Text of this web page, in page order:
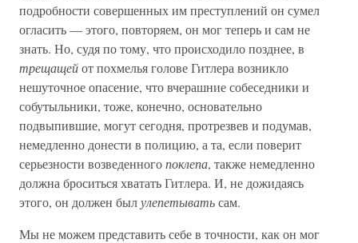
подробности совершенных им преступлений он сумел
огласить — этого, повторяем, он мог теперь и сам не
знать. Но, судя по тому, что происходило позднее, в
трещащейот похмелья голове Гитлера возникло
нешуточное опасение, что вчерашние собеседники и
собутыльники, тоже, конечно, основательно
подвыпившие, могут сегодня, протрезвев и подумав,
немедленно донести в полицию, а та, если поверит
серьезности возведенногопоклепа, также немедленно
должна броситься хватать Гитлера. И, не дожидаясь
этого, он должен былулепетыватьсам.
Мы не можем представить себе в точности, как он мог